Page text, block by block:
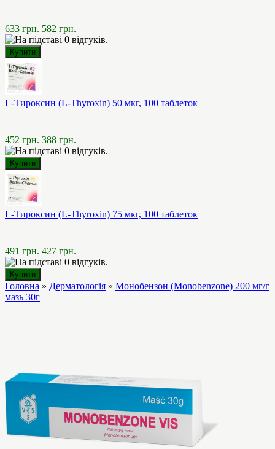
633 грн. 582 грн.
L-Тироксин (L-Thyroxin) 50 мкг, 100 таблеток
452 грн. 388 грн.
L-Тироксин (L-Thyroxin) 75 мкг, 100 таблеток
491 грн. 427 грн.
Головна » Дерматологія » Монобензон (Monobenzone) 200 мг/г
мазь 30г